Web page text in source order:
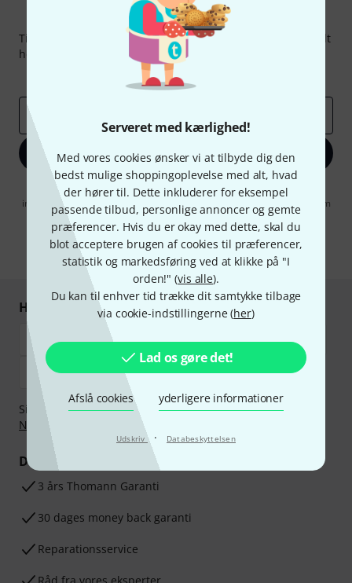
Serveret med kærlighed!
Med vores cookies ønsker vi at tilbyde dig den
bedst mulige shoppingoplevelse med alt, hvad
der hører til. Dette inkluderer for eksempel
passende tilbud, personlige annoncer og gemte
præferencer. Hvis du er okay med dette, skal du
blot acceptere brugen af cookies til præferencer,
statistik og markedsføring ved at klikke på "I
orden!" (vis alle).
Du kan til enhver tid trække dit samtykke tilbage
via cookie-indstillingerne (her)
Lad os gøre det!
Afslå cookies yderligere informationer
Udskriv · Databeskyttelsen
Thomann Newsletter
Tilmeld dig Thomann Nyhedsbrevet på engelsk og med lidt
held kan du vinde en af
50 gavekort
Inspirerende bidrag
Tilbud
Email adresse
Tilmeld dig nu
Når jeg klikker på "Tilmeld dig nu", erklærer jeg mig samtidig
indforstået med at modtage e-mail-reklame. Dette tilsagn kan når som
helst trækkes tilbage. Find yderligere informationer i vores
informationer om databeskyttelse.
* Obligatorisk felt
Handl og betal sikkert
Sikker betaling med Bankoverførsel, PayPal,Klarna Betal
Nu
Klarna betaling i rater
Dine fordele
3 års Thomann Garanti
30 dages money back garanti
Reparationsservice